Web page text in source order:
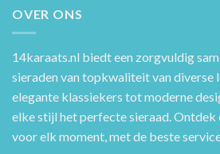
OVER ONS
14karaats.nl biedt een zorgvuldig
sieraden van topkwaliteit van diverse
elegante klassiekers tot moderne
elke stijl het perfecte sieraad.
voor elk moment, met de beste